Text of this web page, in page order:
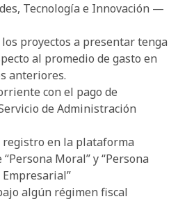
Tecnología e Innovación —
proyectos a presentar tenga
al promedio de gasto en
anteriores.
con el pago de
de Administración
en la plataforma
Moral” y “Persona
algún régimen fiscal